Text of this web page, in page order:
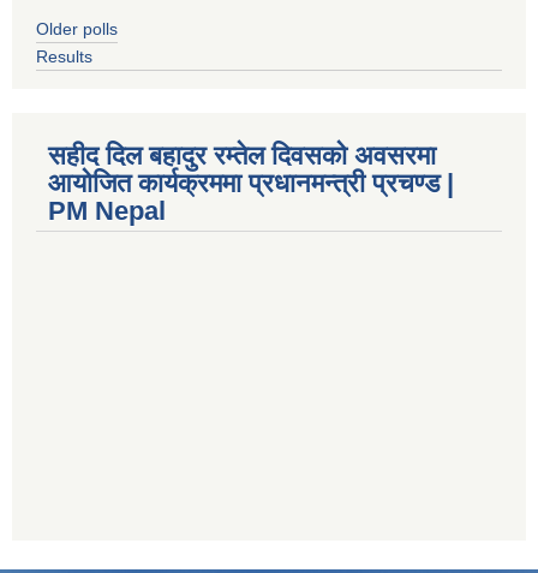
Older polls
Results
सहीद दिल बहादुर रम्तेल दिवसको अवसरमा
आयोजित कार्यक्रममा प्रधानमन्त्री प्रचण्ड |
PM Nepal